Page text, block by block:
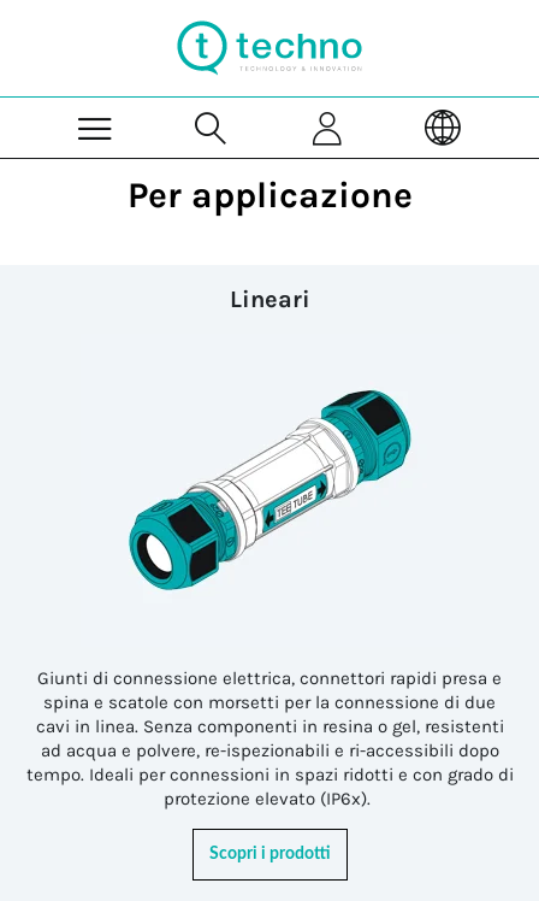
Per applicazione
Lineari
Giunti di connessione elettrica, connettori rapidi presa e
spina e scatole con morsetti per la connessione di due
cavi in linea. Senza componenti in resina o gel, resistenti
ad acqua e polvere, re-ispezionabili e ri-accessibili dopo
tempo. Ideali per connessioni in spazi ridotti e con grado di
protezione elevato (IP6x).
Scopri i prodotti